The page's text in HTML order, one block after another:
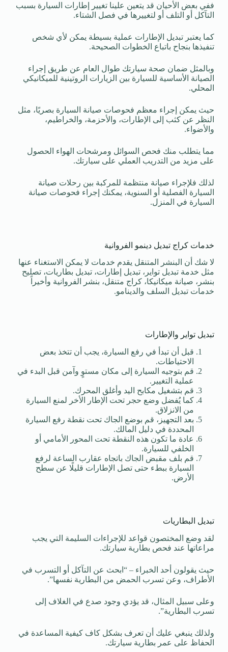
ففي بعض الأحيان قد يتعين علينا تغيير إطارات السيارة بسبب
التآكل أو التلف أو لتغييرها في فصل الشتاء.
كما يعتبر تبديل الإطارات عملية بسيطة يمكن لأي شخص
تنفيذها بنجاح باتباع الخطوات الصحيحة.
وبالمثل ضمان صحة سيارتك طوال العام عن طريق إجراء
الصيانة الأساسية للسيارة بين الزيارات الروتينية للميكانيكي
المحلي.
حيث يمكن إجراء معظم فحوصات صيانة السيارة بصريًا، مثل
النظر عن كثب إلى الإطارات، والأحزمة، والخراطيم،
والأضواء.
مما يتطلب منك فحص السوائل ومرشحات الهواء الحصول
على مزيد من التدريب العملي على سيارتك.
لذلك فلإجراء صيانة منتظمة للمركبة بين رحلات صيانة
السيارة الفصلية أو السنوية، يمكنك إجراء فحوصات صيانة
السيارة في المنزل.
خدمات كراج تبديل دينمو الفروانية
لا شك أن البنشر المتنقل يقدم خدمات لا يمكن الاستغناء عنها
مثل خدمة تبديل تواير، تبديل إطارات، تبديل بطاريات، تصليح
بنشر، صيانة ميكانيكا، كراج متنقل، بنشر الفروانية وأخيراً
خدمات تبديل السلف والدينامو.
تبديل تواير والإطارات
قبل أن تبدأ في رفع السيارة، يجب أن تتخذ بعض
الاحتياطات.
قم بتوجيه السيارة إلى مكان مستوٍ وآمن قبل البدء في
عملية التغيير.
قم بتشغيل مكابح اليد وأغلق المحرك.
كما يُفضل وضع حجر تحت الإطار الأخر لمنع السيارة
من الانزلاق.
بعد التجهيز، قم بوضع الجاك تحت نقطة رفع السيارة
المحددة في دليل المالك.
عادة ما تكون هذه النقطة تحت المحور الأمامي أو
الخلفي للسيارة.
قم بلف مقبض الجاك باتجاه عقارب الساعة لرفع
السيارة ببطء حتى تصل الإطارات قليلًا عن سطح
الأرض.
تبديل البطاريات
لقد وضع المختصون قواعد للإجراءات السليمة التي يجب
مراعاتها عند فحص بطارية سيارتك.
حيث يقولون أحد الخبراء – “ابحث عن التآكل أو التسرب في
الأطراف، وعن تسرب الحمض من البطارية نفسها”.
وعلى سبيل المثال، قد يؤدي وجود صدع في الغلاف إلى
تسرب البطارية”.
ولذلك ينبغي عليك أن تعرف بشكل كاف كيفية المساعدة في
الحفاظ على عمر بطارية سيارتك.